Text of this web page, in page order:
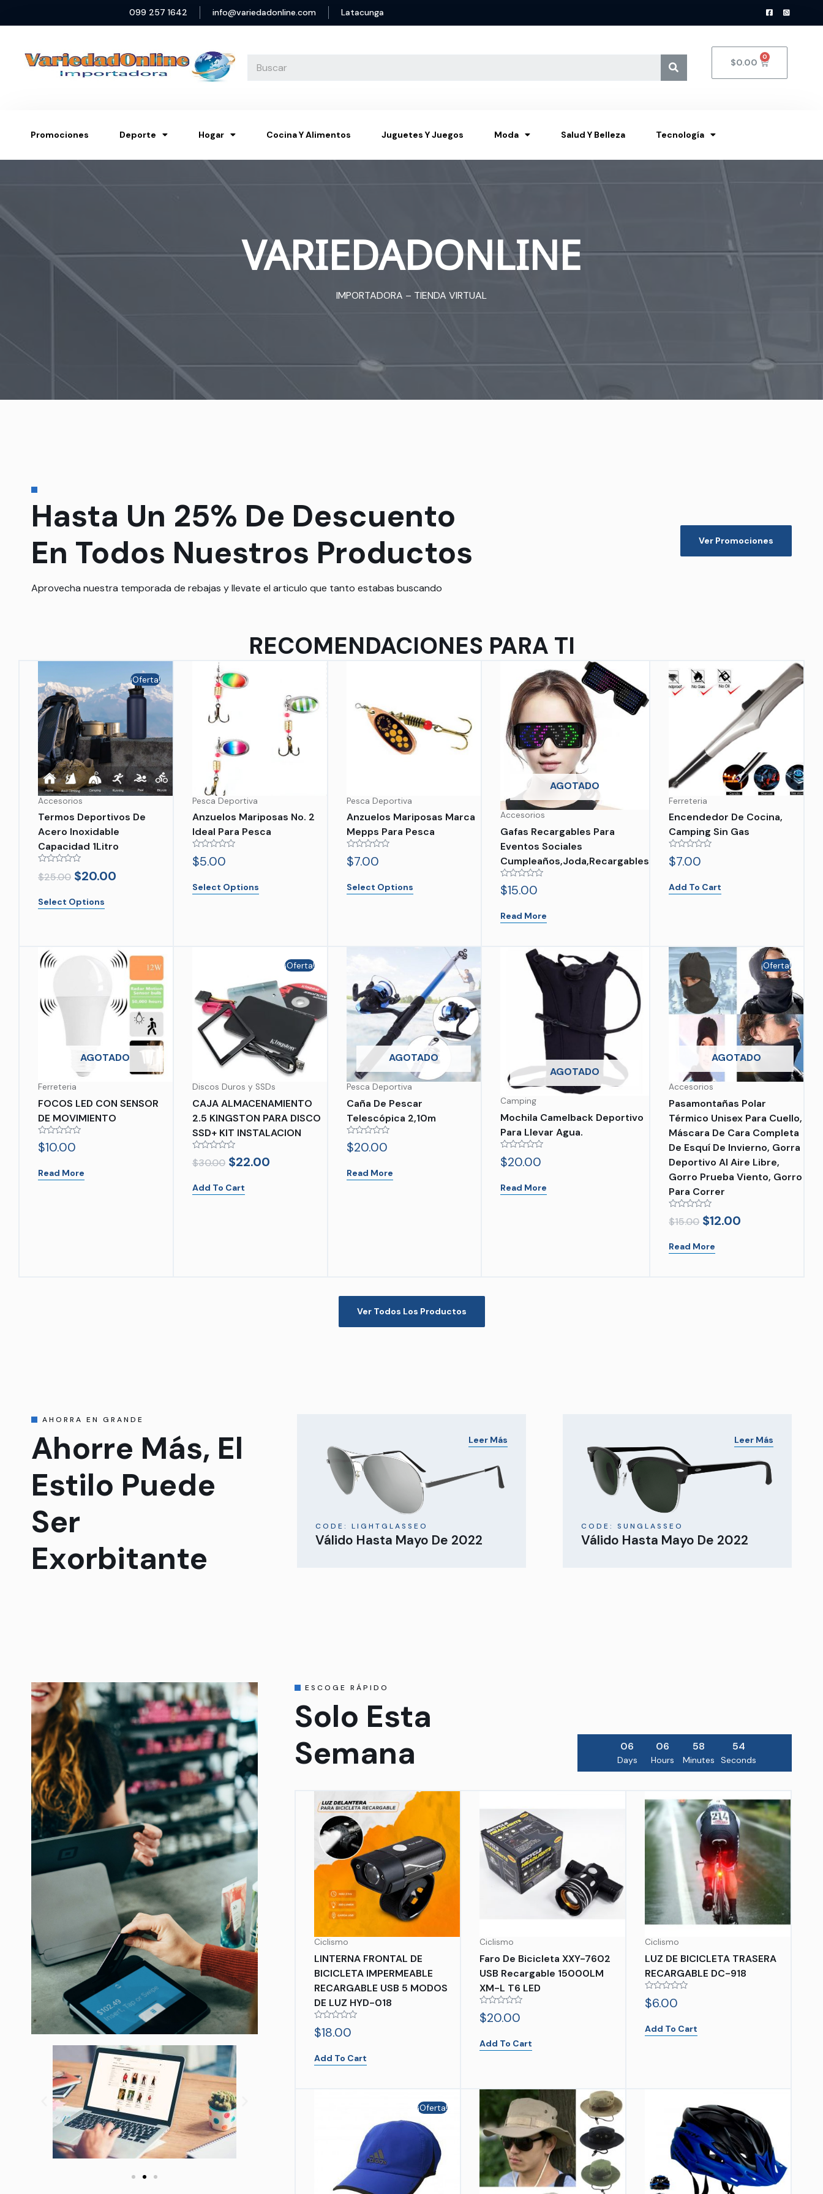
099 257 1642 info@variedadonline.com Latacunga
$0.00
Promociones Deporte Hogar Cocina Y Alimentos Juguetes Y Juegos Moda Salud Y Belleza Tecnología
VARIEDADONLINE
IMPORTADORA – TIENDA VIRTUAL
Hasta Un 25% De Descuento
En Todos Nuestros Productos
Aprovecha nuestra temporada de rebajas y llevate el articulo que tanto estabas buscando
Ver Promociones
RECOMENDACIONES PARA TI
¡Oferta!
Accesorios
Termos Deportivos De
Acero Inoxidable
Capacidad 1Litro
0
5
$25.00 $20.00
Select Options
Pesca Deportiva
Anzuelos Mariposas No. 2
Ideal Para Pesca
Rated
0
5
$5.00
Select Options
Pesca Deportiva
Anzuelos Mariposas Marca
Mepps Para Pesca
Rated
0
5
$7.00
Select Options
AGOTADO
Accesorios
Gafas Recargables Para
Eventos Sociales
Cumpleaños,joda,recargables
Rated
0
5
$15.00
Read More
Ferreteria
Encendedor De Cocina,
Camping Sin Gas
Rated
0
5
$7.00
Add To Cart
AGOTADO
Ferreteria
FOCOS LED CON SENSOR
DE MOVIMIENTO
Rated
0
5
$10.00
Read More
¡Oferta!
Discos Duros y SSDs
CAJA ALMACENAMIENTO
2.5 KINGSTON PARA DISCO
SSD+ KIT INSTALACION
0
5
$30.00 $22.00
Add To Cart
AGOTADO
Pesca Deportiva
Caña De Pescar
Telescópica 2,10m
Rated
0
5
$20.00
Read More
AGOTADO
Camping
Mochila Camelback Deportivo
Para Llevar Agua.
Rated
0
5
$20.00
Read More
¡Oferta!
AGOTADO
Accesorios
Pasamontañas Polar
Térmico Unisex Para Cuello,
Máscara De Cara Completa
De Esquí De Invierno, Gorra
Deportivo Al Aire Libre,
Gorro Prueba Viento, Gorro
Para Correr
0
5
$15.00 $12.00
Read More
Ver Todos Los Productos
AHORRA EN GRANDE
Ahorre Más, El
Estilo Puede
Ser
Exorbitante
Leer Más
CODE: LIGHTGLASSEO
Válido Hasta Mayo De 2022
Leer Más
CODE: SUNGLASSEO
Válido Hasta Mayo De 2022
ESCOGE RÁPIDO
Solo Esta
Semana
06
Days
06
Hours
58
Minutes
53
Seconds
Ciclismo
LINTERNA FRONTAL DE
BICICLETA IMPERMEABLE
RECARGABLE USB 5 MODOS
DE LUZ HYD-018
Rated
0
5
$18.00
Add To Cart
Ciclismo
Faro De Bicicleta XXY-7602
USB Recargable 15000LM
XM-L T6 LED
Rated
0
5
$20.00
Add To Cart
Ciclismo
LUZ DE BICICLETA TRASERA
RECARGABLE DC-918
Rated
0
5
$6.00
Add To Cart
¡Oferta!